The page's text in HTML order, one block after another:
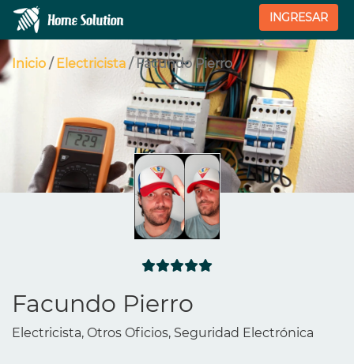
INGRESAR
Inicio / Electricista / Facundo Pierro
Facundo Pierro
Electricista, Otros Oficios, Seguridad Electrónica